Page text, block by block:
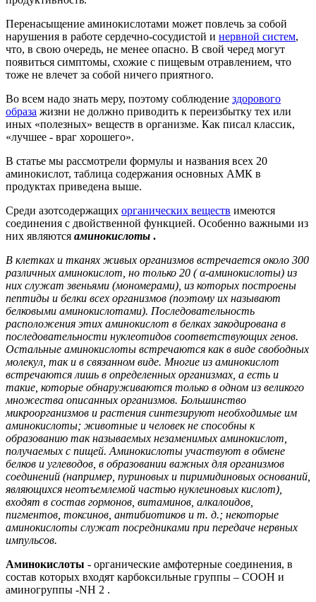
Перенасыщение аминокислотами может повлечь за собой
нарушения в работе сердечно-сосудистой и нервной систем,
что, в свою очередь, не менее опасно. В свой черед могут
появиться симптомы, схожие с пищевым отравлением, что
тоже не влечет за собой ничего приятного.
Во всем надо знать меру, поэтому соблюдение здорового
образа жизни не должно приводить к переизбытку тех или
иных «полезных» веществ в организме. Как писал классик,
«лучшее - враг хорошего».
В статье мы рассмотрели формулы и названия всех 20
аминокислот, таблица содержания основных АМК в
продуктах приведена выше.
Среди азотсодержащих органических веществ имеются
соединения с двойственной функцией. Особенно важными из
них являются аминокислоты .
В клетках и тканях живых организмов встречается около 300
различных аминокислот, но только 20 ( α-аминокислоты) из
них служат звеньями (мономерами), из которых построены
пептиды и белки всех организмов (поэтому их называют
белковыми аминокислотами). Последовательность
расположения этих аминокислот в белках закодирована в
последовательности нуклеотидов соответствующих генов.
Остальные аминокислоты встречаются как в виде свободных
молекул, так и в связанном виде. Многие из аминокислот
встречаются лишь в определенных организмах, а есть и
такие, которые обнаруживаются только в одном из великого
множества описанных организмов. Большинство
микроорганизмов и растения синтезируют необходимые им
аминокислоты; животные и человек не способны к
образованию так называемых незаменимых аминокислот,
получаемых с пищей. Аминокислоты участвуют в обмене
белков и углеводов, в образовании важных для организмов
соединений (например, пуриновых и пиримидиновых оснований,
являющихся неотъемлемой частью нуклеиновых кислот),
входят в состав гормонов, витаминов, алкалоидов,
пигментов, токсинов, антибиотиков и т. д.; некоторые
аминокислоты служат посредниками при передаче нервных
импульсов.
Аминокислоты - органические амфотерные соединения, в
состав которых входят карбоксильные группы – СООН и
аминогруппы -NH 2 .